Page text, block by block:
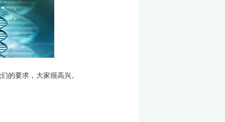
的要求，大家很高兴。